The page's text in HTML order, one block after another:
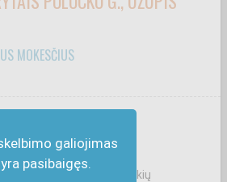
galiojimas
yra pasibaigęs.
MOKESČIUS
g. Vilniuje
ryto.
(stomotologija, akių